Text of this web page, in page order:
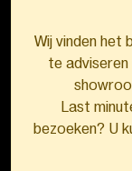
Wij vinden het
te
Last
bezoeken? U